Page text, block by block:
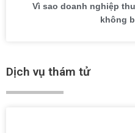
Vì sao doanh nghiệp
không
Dịch vụ thám tử